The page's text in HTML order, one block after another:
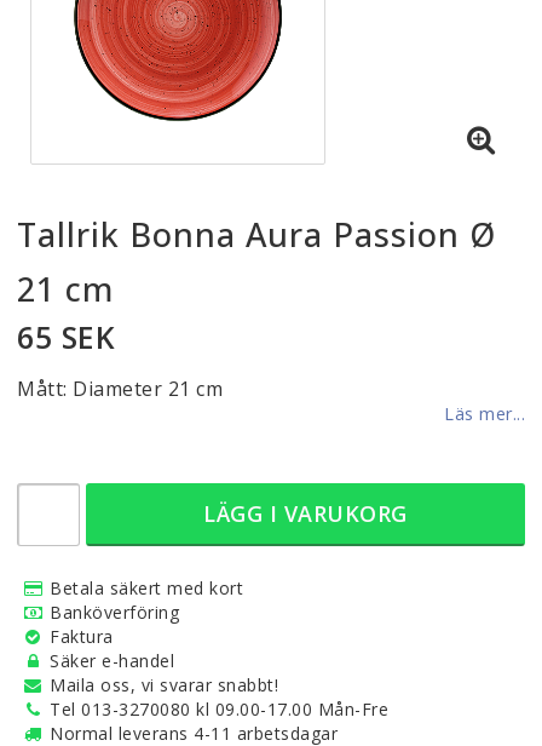
Tallrik Bonna Aura Passion Ø
21 cm
65 SEK
Mått: Diameter 21 cm
Läs mer...
LÄGG I VARUKORG
Betala säkert med kort
Banköverföring
Faktura
Säker e-handel
Maila oss, vi svarar snabbt!
Tel 013-3270080 kl 09.00-17.00 Mån-Fre
Normal leverans 4-11 arbetsdagar